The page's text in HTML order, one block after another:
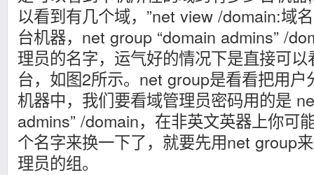
以看到有几个域，”net view /domain:域
台机器，net group “domain admins” /
理员的名字，运气好的情况下是直接可
台，如图2所示。net group是看看把用
机器中，我们要看域管理员密码用的是
admins” /domain，在非英文英器上你可
个名字来换一下了，就要先用net group
理员的组。